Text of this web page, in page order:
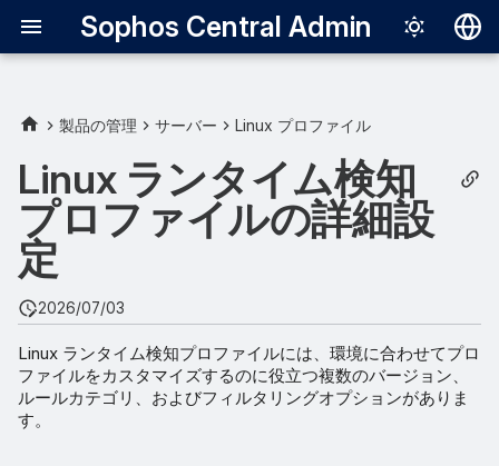
Sophos Central Admin
Español
Français
Italiano
한국어
Português
中文（繁體）
コンテンツのアップデート
ルールカテゴリ
Detection Analytics
監査
データ暗号化
製品の管理 サーバー Linux プロファイル
Linux ランタイム検知
プロファイルの詳細設
定
2026/07/03
Linux ランタイム検知プロファイルには、環境に合わせてプロ
ファイルをカスタマイズするのに役立つ複数のバージョン、
ルールカテゴリ、およびフィルタリングオプションがありま
す。